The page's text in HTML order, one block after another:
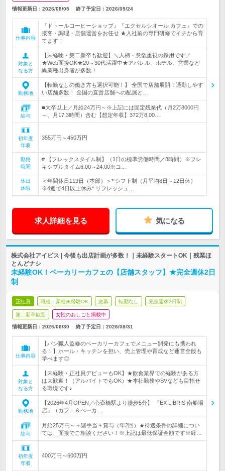
情報更新日：2026/08/05 終了予定日： 2026/09/24
仕事内容
『ドトールコーヒーショップ』『エクセルシオール カフェ』での
接客・調理・店舗運営をお任せ ★入社前の専門研修でイチから育
てます！
対象と
なる方
【未経験・第二新卒も歓迎】＼人柄・意欲重視の採用です／
★Web面接OK★20～30代活躍中★アパレル、ホテル、営業など
異業種出身者が多数！
勤務地
【転勤なしの働き方も選択可能！】 全国で店舗展開！通勤しやす
い店舗多数！ 全国の直営店舗への配属と…
給与
■大卒以上／月給24万円～※上記には固定残業代（月2万8000円
～、月17.3時間）含む【想定年収】372万8,00…
初年度
年収
355万円～450万円
勤務
時間
# 【フレックスタイム制】（1日の標準労働時間／8時間）※フレ
キシブルタイム6:00～24:00※コ…
休日
休暇
＜年間休日119日（本部）＞* シフト制（月平均8日～12日休）
※4週で4日以上休み* リフレッシュ…
求人詳細を見る 気になる
株式会社アイビス | 今後も出店計画が多数！｜未経験スタートOK｜残業ほ
とんどナシ
未経験OK！ベーカリーカフェの【店舗スタッフ】★完全週休2日
制
正社員 職種・業種未経験OK 急募 転勤なし 完全週休2日制
第二新卒歓迎 女性のおしごと掲載中
情報更新日：2026/06/30 終了予定日： 2026/08/31
仕事内容
【パン職人監修のベーカリーカフェでメニュー開発にも携われ
る！】ホール・キッチンを担い、売上管理や育成など運営全般も
学べます◎
対象と
なる方
【未経験・正社員デビューもOK】★飲食業界での経験がある方
は大歓迎！（アルバイトでもOK）★本社勤務やSVなども目指せ
る環境です♪
勤務地
【2026年4月OPEN／心斎橋駅より徒歩5分】 『EX LIBRIS 南船場
店』（カフェ＆べーカ…
給与
月給25万円～＋諸手当＋賞与（年2回）★待遇条件の詳細につい
ては、面接でご相談ください！※上記は最低保証金額です※経…
初年度
年収
400万円～600万円